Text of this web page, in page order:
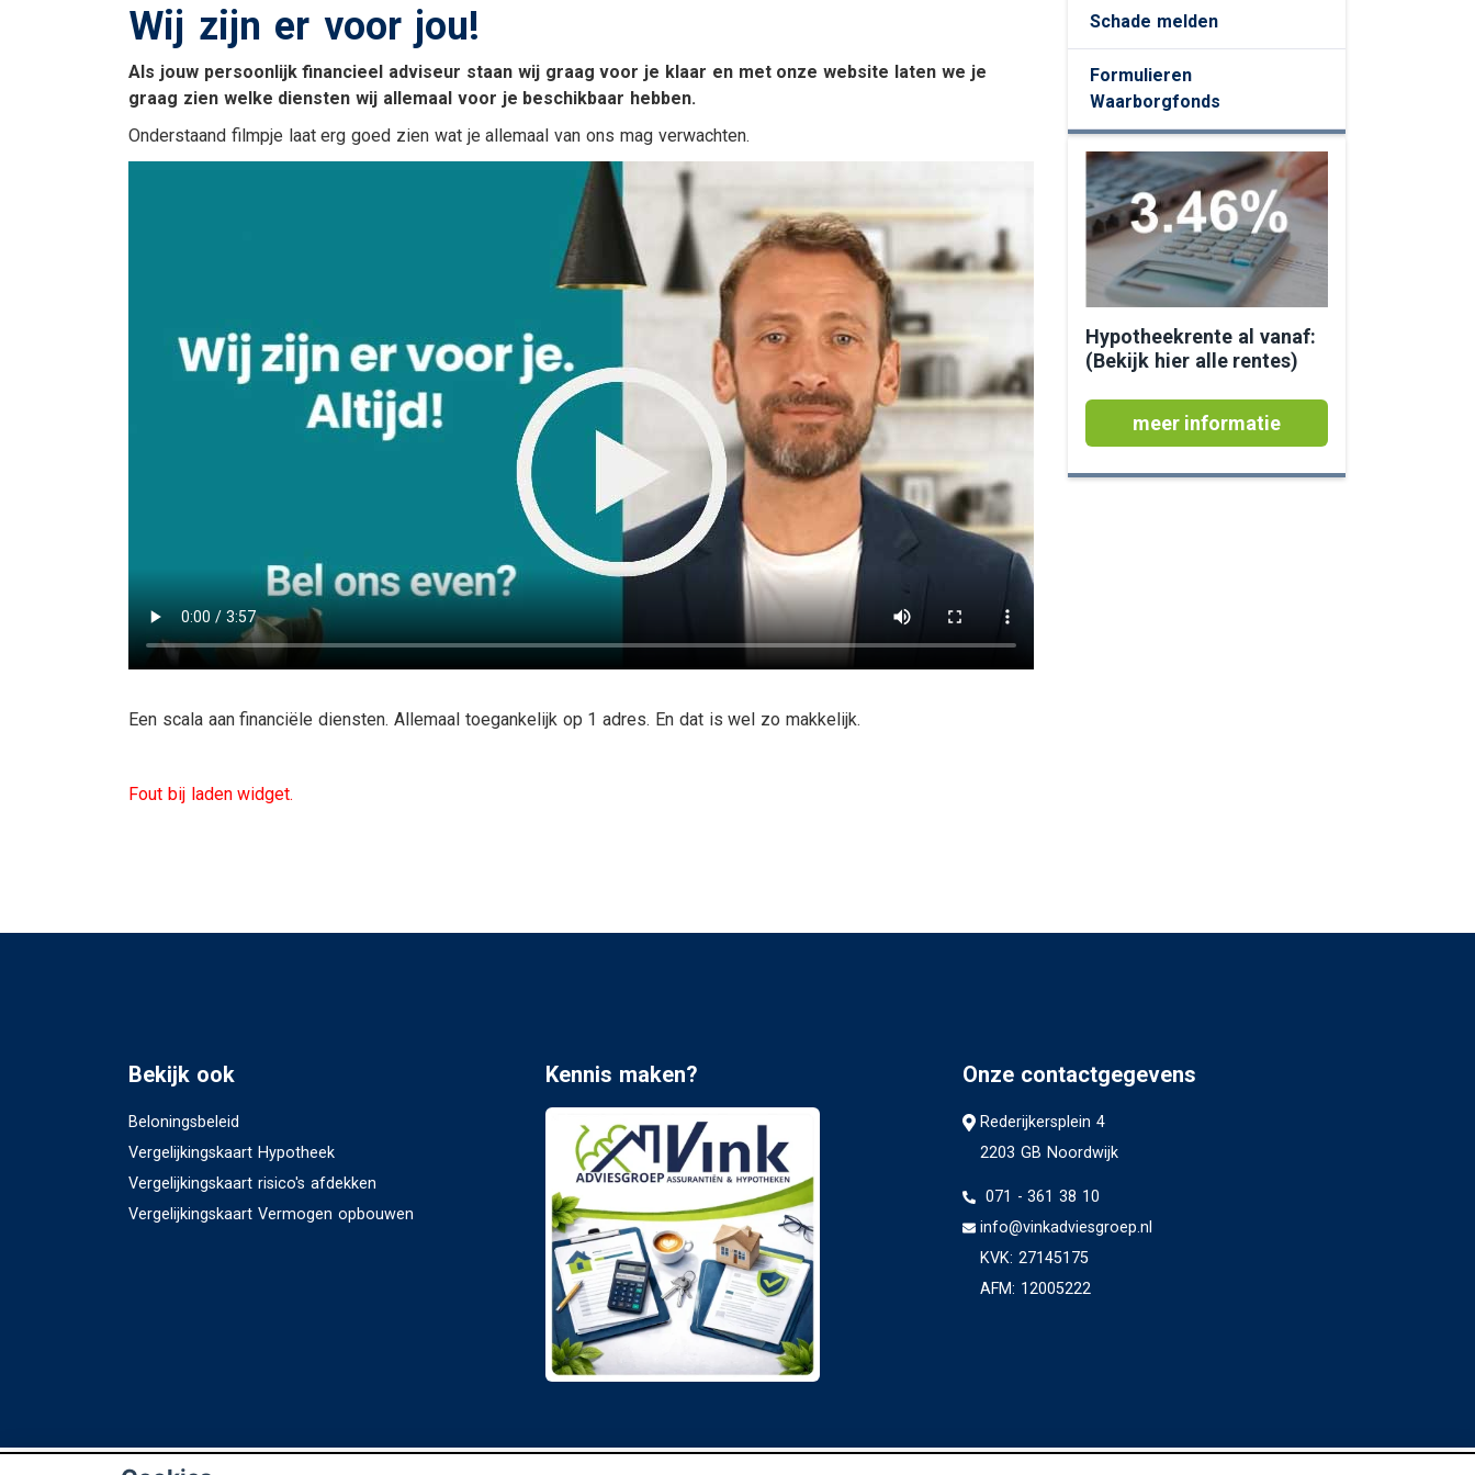
Uitvaartverzekering
Woonhuisverzekering
bestelautoverzekering
caravanverzekering
Alarmnummers
Bepaal de dagwaarde van
je auto
Verzekeringskaarten
Wij zijn er voor jou!
Als jouw persoonlijk financieel adviseur staan wij graag voor je klaar en met onze website laten we je
graag zien welke diensten wij allemaal voor je beschikbaar hebben.
Onderstaand filmpje laat erg goed zien wat je allemaal van ons mag verwachten.
Een scala aan financiële diensten. Allemaal toegankelijk op 1 adres. En dat is wel zo makkelijk.
Fout bij laden widget.
Schade melden
Formulieren
Waarborgfonds
Hypotheekrente al vanaf:
(Bekijk hier alle rentes)
meer informatie
Bekijk ook
Beloningsbeleid
Vergelijkingskaart Hypotheek
Vergelijkingskaart risico's afdekken
Vergelijkingskaart Vermogen opbouwen
Kennis maken? Onze contactgegevens
Rederijkersplein 4
2203 GB Noordwijk
071 - 361 38 10
info@vinkadviesgroep.nl
KVK: 27145175
AFM: 12005222